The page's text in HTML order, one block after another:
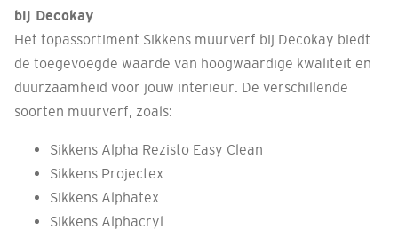
bij Decokay
Het topassortiment Sikkens muurverf bij Decokay biedt
de toegevoegde waarde van hoogwaardige kwaliteit en
duurzaamheid voor jouw interieur. De verschillende
soorten muurverf, zoals:
Sikkens Alpha Rezisto Easy Clean
Sikkens Projectex
Sikkens Alphatex
Sikkens Alphacryl